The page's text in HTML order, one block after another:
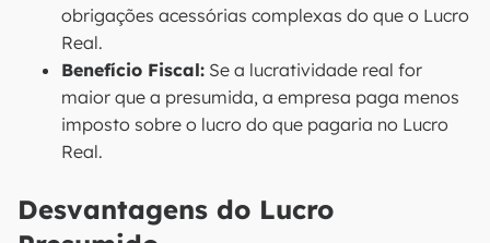
obrigações acessórias complexas do que o Lucro
Real.
Benefício Fiscal: Se a lucratividade real for
maior que a presumida, a empresa paga menos
imposto sobre o lucro do que pagaria no Lucro
Real.
Desvantagens do Lucro